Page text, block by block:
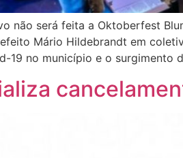
não será feita a Oktoberfest
Mário Hildebrandt em
19 no município e o surgimento